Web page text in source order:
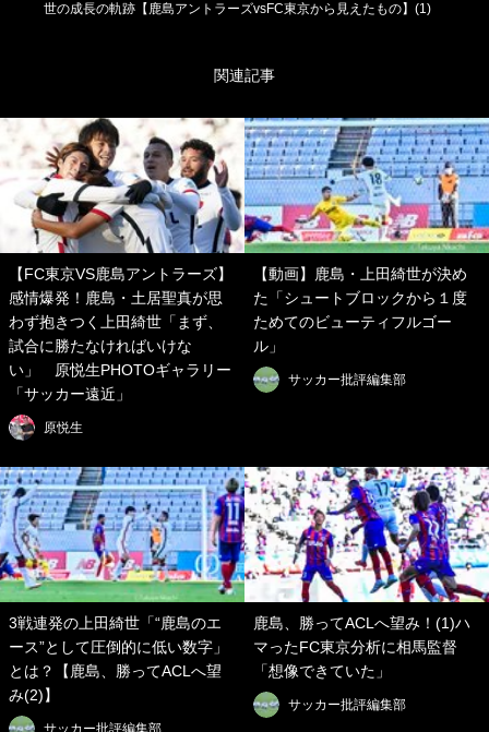
世の成長の軌跡【鹿島アントラーズvsFC東京から見えたもの】(1)
関連記事
【FC東京VS鹿島アントラーズ】
感情爆発！鹿島・土居聖真が思
わず抱きつく上田綺世「まず、
試合に勝たなければいけな
い」 原悦生PHOTOギャラリー
「サッカー遠近」
原悦生
【動画】鹿島・上田綺世が決め
た「シュートブロックから１度
ためてのビューティフルゴー
ル」
サッカー批評編集部
3戦連発の上田綺世「“鹿島のエ
ース”として圧倒的に低い数字」
とは？【鹿島、勝ってACLへ望
み(2)】
サッカー批評編集部
鹿島、勝ってACLへ望み！(1)ハ
マったFC東京分析に相馬監督
「想像できていた」
サッカー批評編集部